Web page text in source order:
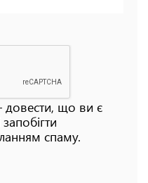
що ви є
спаму.